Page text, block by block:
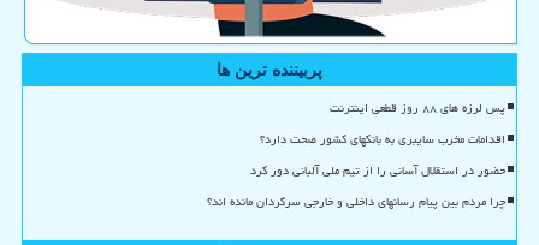
پربیننده ترین ها
پس لرزه های ۸۸ روز قطعی اینترنت
اقدامات مخرب سایبری به بانکهای کشور صحت دارد؟
حضور در استقلال آسانی را از تیم ملی آلبانی دور کرد
چرا مردم بین پیام رسانهای داخلی و خارجی سرگردان مانده اند؟